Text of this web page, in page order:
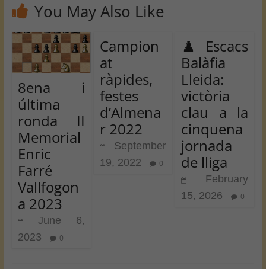
You May Also Like
8ena i
última
ronda II
Memorial
Enric
Farré
Vallfogon
a 2023
June 6,
2023
0
Campion
at
ràpides,
festes
d’Almena
r 2022
September
19, 2022
0
♟️ Escacs
Balàfia
Lleida:
victòria
clau a la
cinquena
jornada
de lliga
February
15, 2026
0